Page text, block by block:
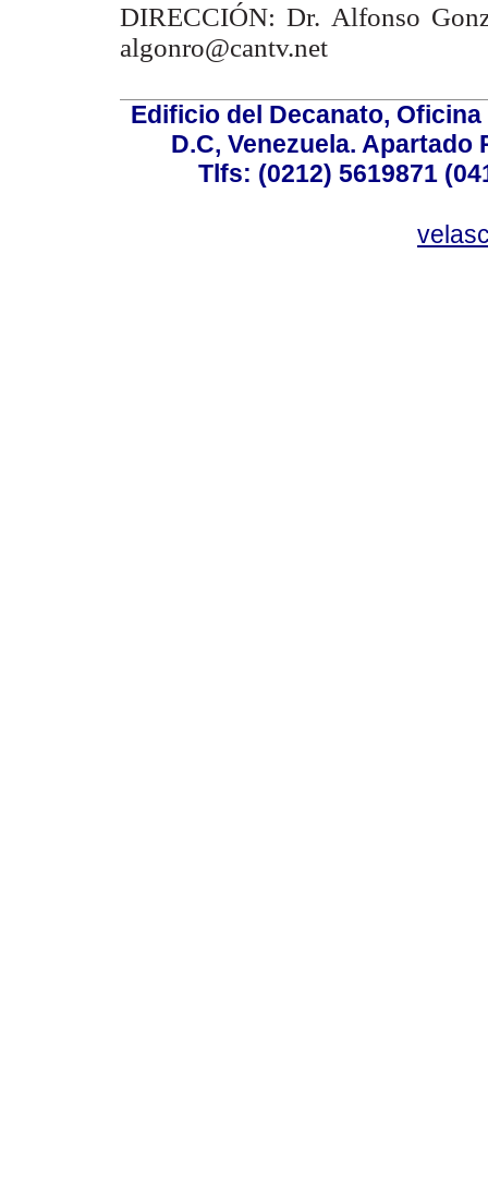
DIRECCIÓN: Dr. Alfonso
algonro@cantv.net
Edificio del Decanato,
D.C, Venezuela. Apartado
Tlfs: (0212) 5619871